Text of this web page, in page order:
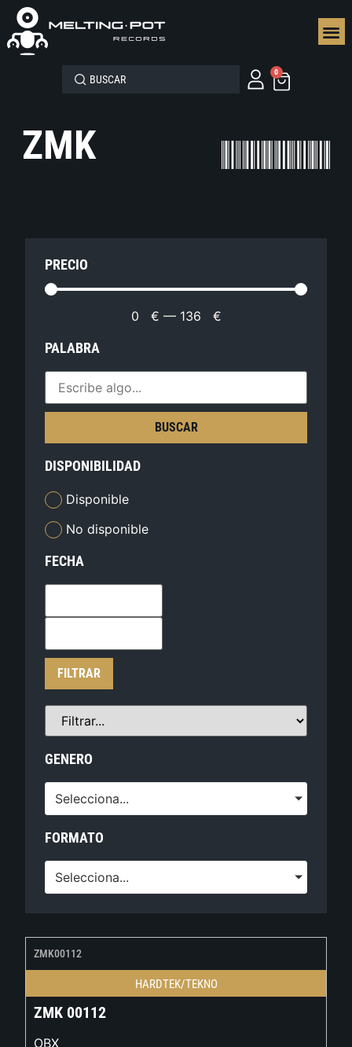
0
ZMK
PRECIO
0 € — 136 €
PALABRA
BUSCAR
DISPONIBILIDAD
Disponible
No disponible
FECHA
FILTRAR
GENERO
Selecciona...
FORMATO
Selecciona...
ZMK00112
HARDTEK/TEKNO
ZMK 00112
OBX